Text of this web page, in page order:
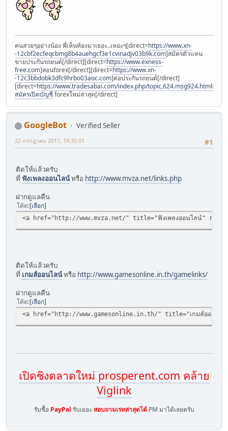
คนสวยๆอย่างน้อง พี่เห็นท้องมาเยอะ..เหอะๆ[direct=https://www.xn-
-12cbf2ecfeqcbmg8b4auehgcf3e1cvinadjv03b9k.com]สมัครตัวแทน
ขายประกันรถยนต์[/direct][direct=https://www.exness-
free.com]สอนforex[/direct][direct=https://www.xn-
-12c3bbdobk3dfc9hrbo03aoc.com]ต่อประกันรถยนต์[/direct]
[direct=https://www.tradesabai.com/index.php/
สมัครเปิดบัญชีforexใหม่ล่าสุด[/direct]
GoogleBot
Verified Seller
#1
22 กรกฎาคม 2011, 19:35:01
ติดให้แล้วครับ
ที่ ฟังเพลงออนไลน์หรือ http://www.mvza.net/links.php
ฝากดูแลคืน
โค้ด เลือก
<a href="http://www.mvza.net/" title="ฟังเพลงออนไลน์"
ติดให้แล้วครับ
ที่ เกมส์ออนไลน์หรือ http://www.gamesonline.in.th/gamelinks/
ฝากดูแลคืน
โค้ด เลือก
<a href="http://www.gamesonline.in.th/" title="เกมส์ออนไล
เปิดซิงตลาดใหม่ prosperent.com คล้าย
Viglink
รับซื้อ PayPal รับเยอะ สอบถามเรทล่าสุดได้PM มาได้เลยตรับ